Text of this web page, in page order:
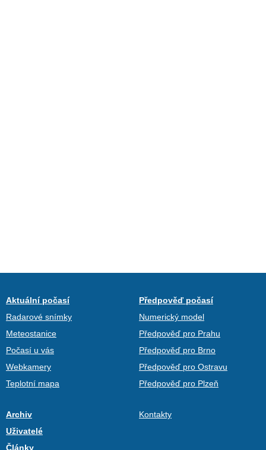
Aktuální počasí
Radarové snímky
Meteostanice
Počasí u vás
Webkamery
Teplotní mapa
Předpověď počasí
Numerický model
Předpověď pro Prahu
Předpověď pro Brno
Předpověď pro Ostravu
Předpověď pro Plzeň
Archiv
Uživatelé
Články
Kontakty